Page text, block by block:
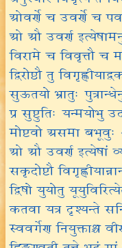
ओवर्णे च उवर्णे च
ओ औ उवर्ण
विरामे च विवृत्तौ च
द्विरोष्ठौ तु
सुऊतयो भ्रातुः
प्र सुष्टुतिः यन्मयोभु
मोष्टवो असमा बभूवुः
ओ औ उवर्ण इत्येषां
सकृदोष्टौ
द्विषो युयोतु
कतवा यत्र दृश्यन्ते
स्ववर्गेण नियुक्ताश्च